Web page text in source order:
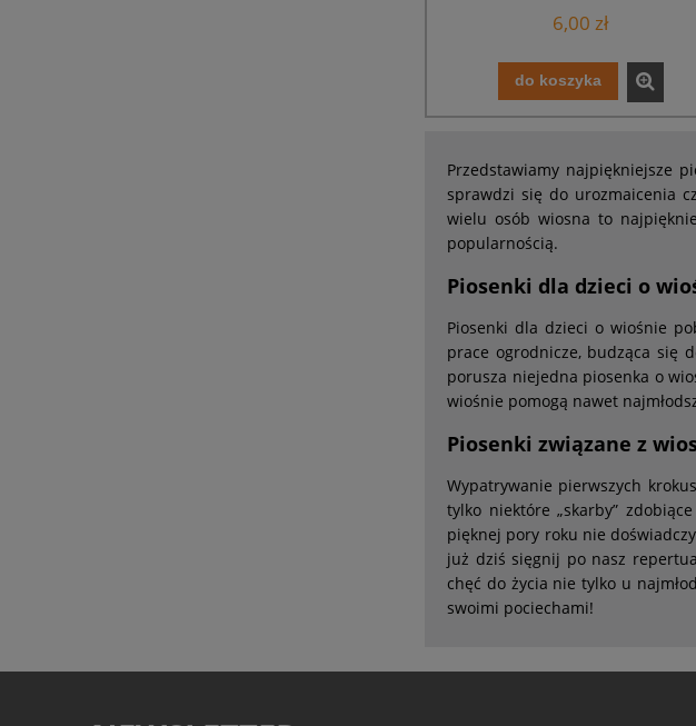
6,00 zł
do koszyka
Przedstawiamy najpiękniejsze
sprawdzi się do urozmaicenia
wielu osób wiosna to
popularnością.
Piosenki dla dzieci o
Piosenki dla dzieci o wiośnie
prace ogrodnicze, budząca się
porusza niejedna piosenka o
wiośnie pomogą nawet
Piosenki związane z
Wypatrywanie pierwszych
tylko niektóre „skarby”
pięknej pory roku nie
już dziś sięgnij po nasz
chęć do życia nie tylko u
swoimi pociechami!